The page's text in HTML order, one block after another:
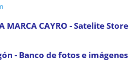
MARCA CAYRO - Satelite Store
- Banco de fotos e imágenes